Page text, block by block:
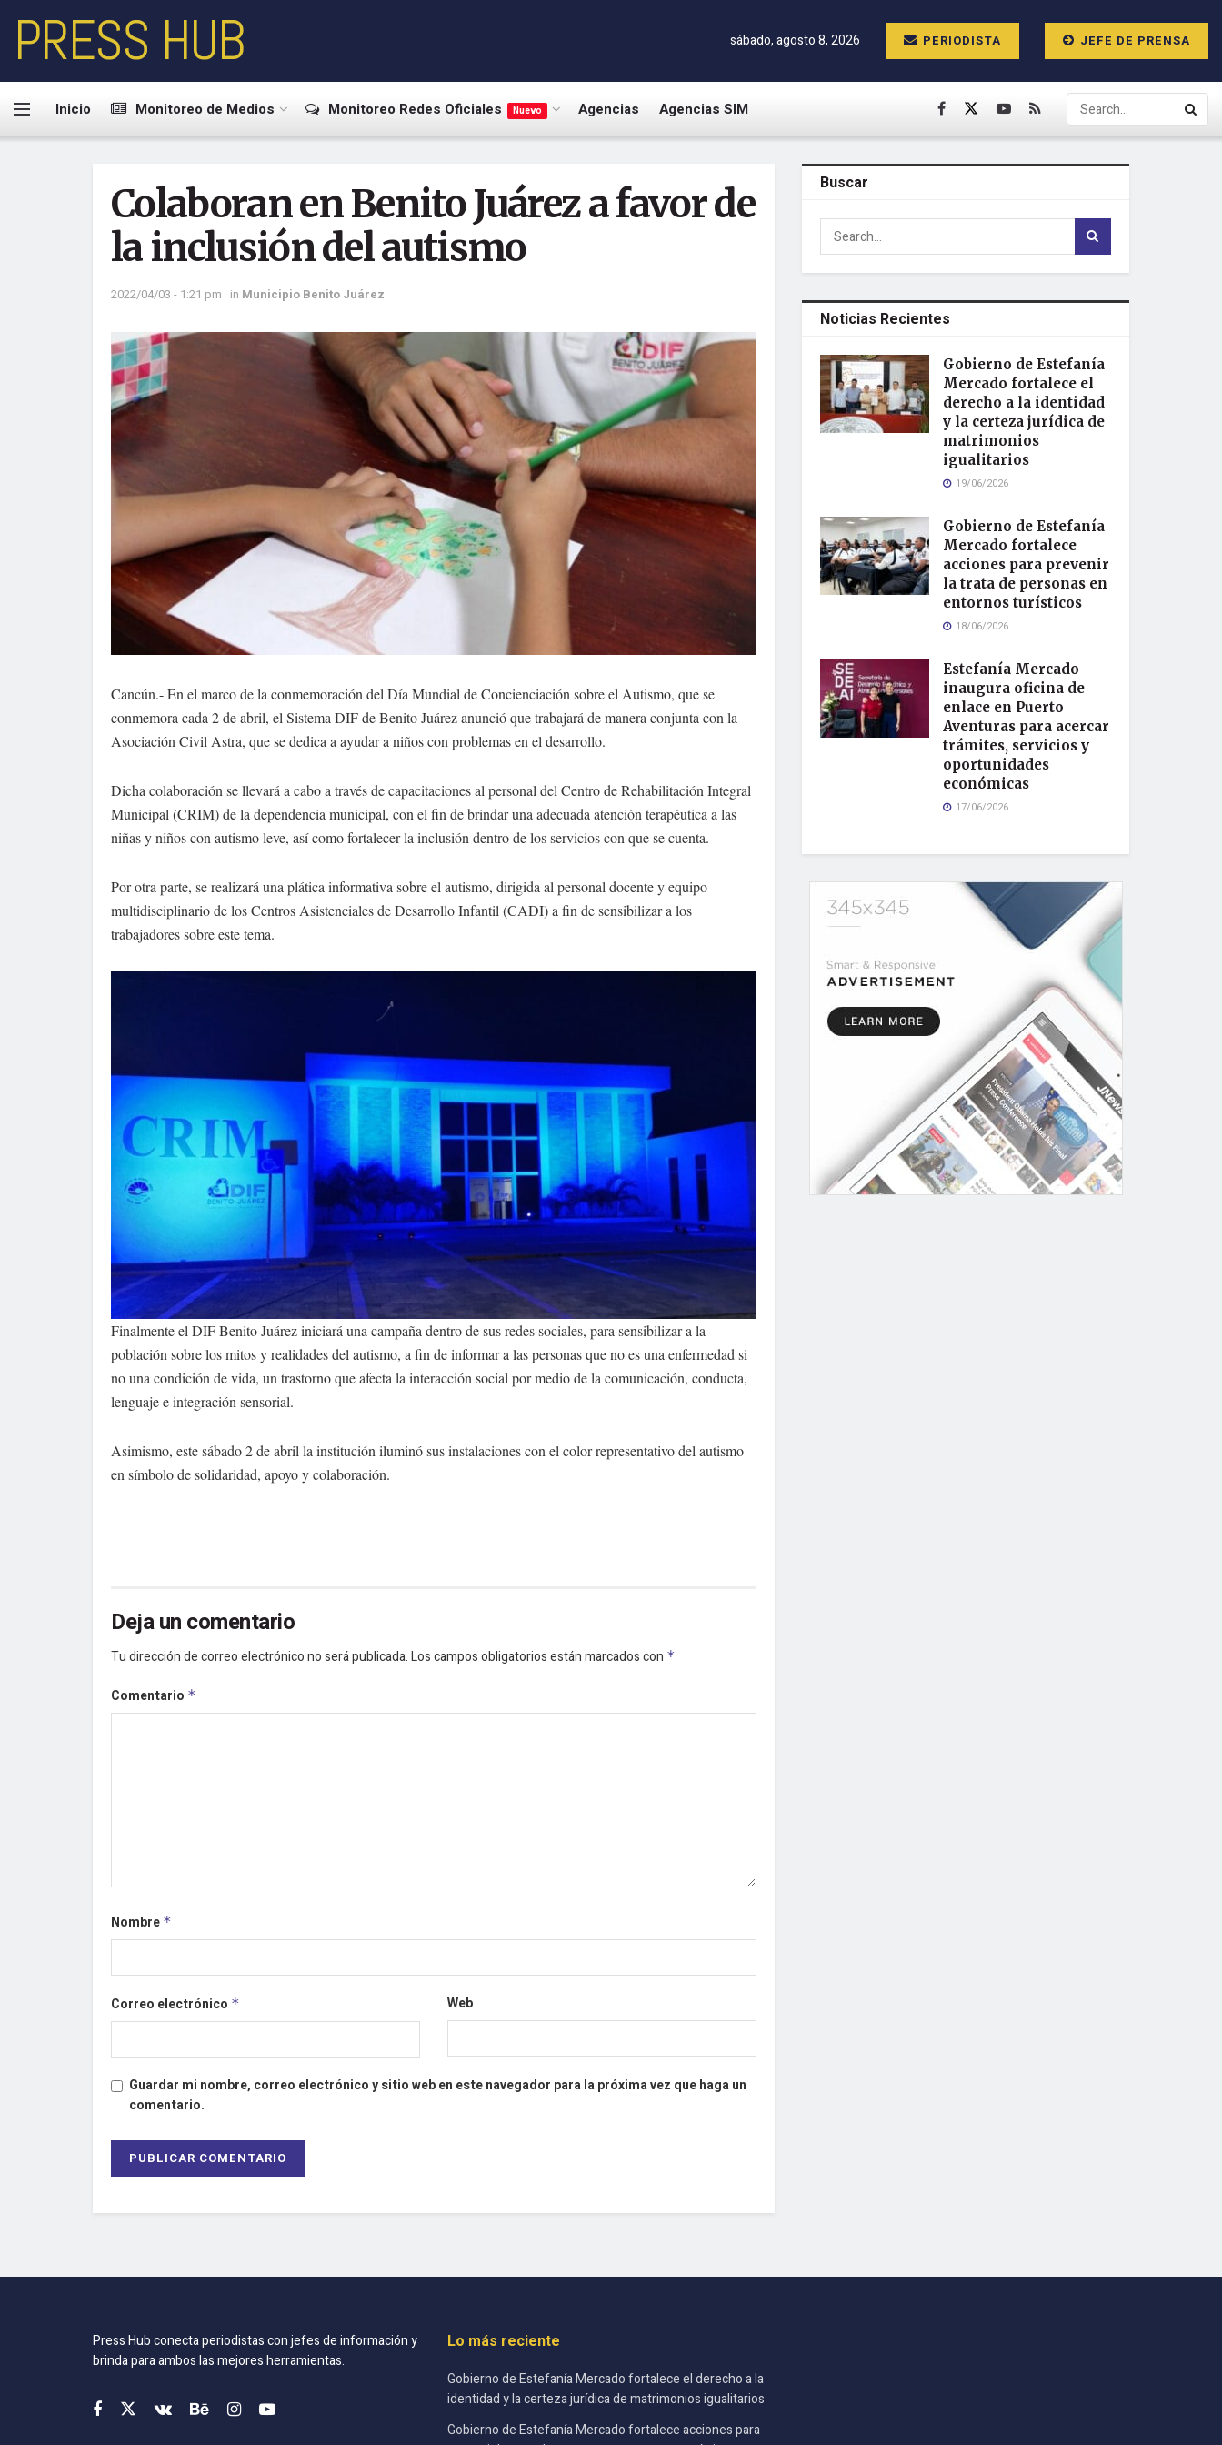
PRESS HUB sábado, agosto 8, 2026 PERIODISTA JEFE DE PRENSA
Inicio Monitoreo de Medios Monitoreo Redes Oficiales Nuevo Agencias Agencias SIM
Colaboran en Benito Juárez a favor de
la inclusión del autismo
2022/04/03 - 1:21 pm in Municipio Benito Juárez
Cancún.- En el marco de la conmemoración del Día Mundial de Concienciación sobre el Autismo, que se
conmemora cada 2 de abril, el Sistema DIF de Benito Juárez anunció que trabajará de manera conjunta con la
Asociación Civil Astra, que se dedica a ayudar a niños con problemas en el desarrollo.
Dicha colaboración se llevará a cabo a través de capacitaciones al personal del Centro de Rehabilitación Integral
Municipal (CRIM) de la dependencia municipal, con el fin de brindar una adecuada atención terapéutica a las
niñas y niños con autismo leve, así como fortalecer la inclusión dentro de los servicios con que se cuenta.
Por otra parte, se realizará una plática informativa sobre el autismo, dirigida al personal docente y equipo
multidisciplinario de los Centros Asistenciales de Desarrollo Infantil (CADI) a fin de sensibilizar a los
trabajadores sobre este tema.
Finalmente el DIF Benito Juárez iniciará una campaña dentro de sus redes sociales, para sensibilizar a la
población sobre los mitos y realidades del autismo, a fin de informar a las personas que no es una enfermedad si
no una condición de vida, un trastorno que afecta la interacción social por medio de la comunicación, conducta,
lenguaje e integración sensorial.
Asimismo, este sábado 2 de abril la institución iluminó sus instalaciones con el color representativo del autismo
en símbolo de solidaridad, apoyo y colaboración.
Deja un comentario
Tu dirección de correo electrónico no será publicada.Los campos obligatorios están marcados con *
Comentario *
Nombre *
Correo electrónico * Web
Guardar mi nombre, correo electrónico y sitio web en este navegador para la próxima vez que haga un
comentario.
Buscar
Noticias Recientes
Gobierno de Estefanía
Mercado fortalece el
derecho a la identidad
y la certeza jurídica de
matrimonios
igualitarios
19/06/2026
Gobierno de Estefanía
Mercado fortalece
acciones para prevenir
la trata de personas en
entornos turísticos
18/06/2026
Estefanía Mercado
inaugura oficina de
enlace en Puerto
Aventuras para acercar
trámites, servicios y
oportunidades
económicas
17/06/2026
Press Hub conecta periodistas con jefes de información y
brinda para ambos las mejores herramientas.
Lo más reciente
Gobierno de Estefanía Mercado fortalece el derecho a la
identidad y la certeza jurídica de matrimonios igualitarios
Gobierno de Estefanía Mercado fortalece acciones para